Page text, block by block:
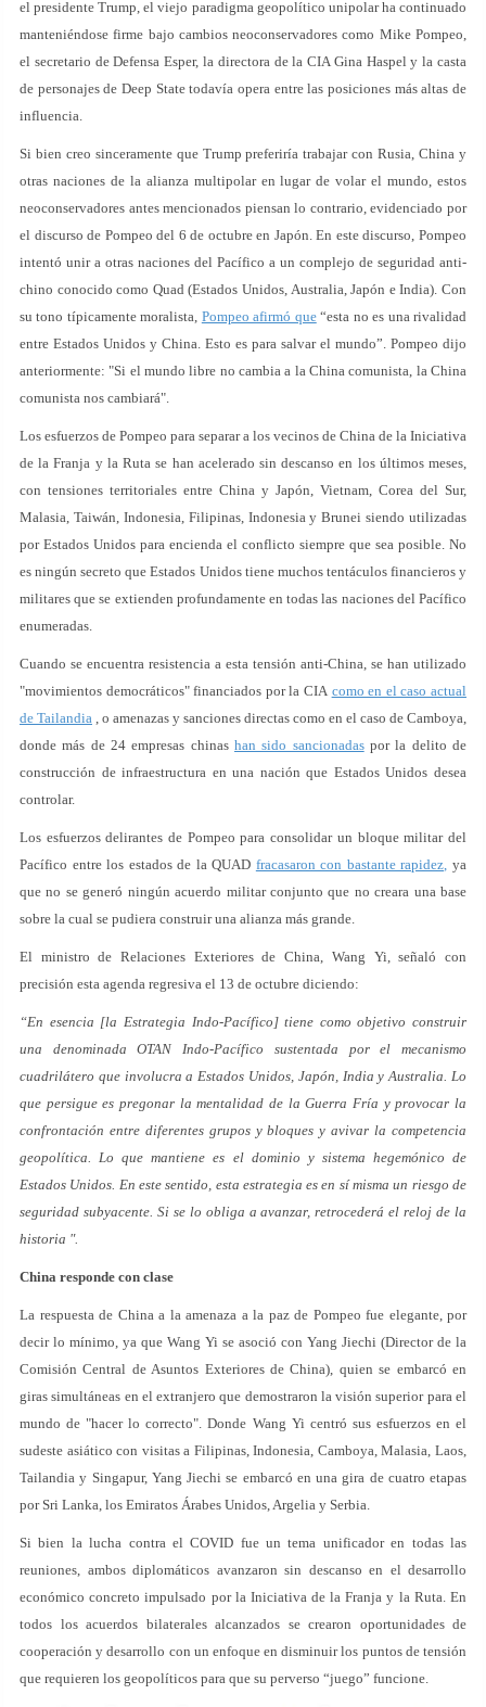
el presidente Trump, el viejo paradigma geopolítico unipolar ha continuado
manteniéndose firme bajo cambios neoconservadores como Mike Pompeo,
el secretario de Defensa Esper, la directora de la CIA Gina Haspel y la casta
de personajes de Deep State todavía opera entre las posiciones más altas de
influencia.
Si bien creo sinceramente que Trump preferiría trabajar con Rusia, China y
otras naciones de la alianza multipolar en lugar de volar el mundo, estos
neoconservadores antes mencionados piensan lo contrario, evidenciado por
el discurso de Pompeo del 6 de octubre en Japón. En este discurso, Pompeo
intentó unir a otras naciones del Pacífico a un complejo de seguridad anti-
chino conocido como Quad (Estados Unidos, Australia, Japón e India). Con
su tono típicamente moralista, Pompeo afirmó que“esta no es una rivalidad
entre Estados Unidos y China. Esto es para salvar el mundo”. Pompeo dijo
anteriormente: "Si el mundo libre no cambia a la China comunista, la China
comunista nos cambiará".
Los esfuerzos de Pompeo para separar a los vecinos de China de la Iniciativa
de la Franja y la Ruta se han acelerado sin descanso en los últimos meses,
con tensiones territoriales entre China y Japón, Vietnam, Corea del Sur,
Malasia, Taiwán, Indonesia, Filipinas, Indonesia y Brunei siendo utilizadas
por Estados Unidos para encienda el conflicto siempre que sea posible. No
es ningún secreto que Estados Unidos tiene muchos tentáculos financieros y
militares que se extienden profundamente en todas las naciones del Pacífico
enumeradas.
Cuando se encuentra resistencia a esta tensión anti-China, se han utilizado
"movimientos democráticos" financiados por la CIA como en el caso actual
de Tailandia , o amenazas y sanciones directas como en el caso de Camboya,
donde más de 24 empresas chinas han sido sancionadaspor la delito de
construcción de infraestructura en una nación que Estados Unidos desea
controlar.
Los esfuerzos delirantes de Pompeo para consolidar un bloque militar del
Pacífico entre los estados de la QUAD fracasaron con bastante rapidez, ya
que no se generó ningún acuerdo militar conjunto que no creara una base
sobre la cual se pudiera construir una alianza más grande.
El ministro de Relaciones Exteriores de China, Wang Yi, señaló con
precisión esta agenda regresiva el 13 de octubre diciendo:
“En esencia [la Estrategia Indo-Pacífico] tiene como objetivo construir
una denominada OTAN Indo-Pacífico sustentada por el mecanismo
cuadrilátero que involucra a Estados Unidos, Japón, India y Australia. Lo
que persigue es pregonar la mentalidad de la Guerra Fría y provocar la
confrontación entre diferentes grupos y bloques y avivar la competencia
geopolítica. Lo que mantiene es el dominio y sistema hegemónico de
Estados Unidos. En este sentido, esta estrategia es en sí misma un riesgo de
seguridad subyacente. Si se lo obliga a avanzar, retrocederá el reloj de la
historia ".
China responde con clase
La respuesta de China a la amenaza a la paz de Pompeo fue elegante, por
decir lo mínimo, ya que Wang Yi se asoció con Yang Jiechi (Director de la
Comisión Central de Asuntos Exteriores de China), quien se embarcó en
giras simultáneas en el extranjero que demostraron la visión superior para el
mundo de "hacer lo correcto". Donde Wang Yi centró sus esfuerzos en el
sudeste asiático con visitas a Filipinas, Indonesia, Camboya, Malasia, Laos,
Tailandia y Singapur, Yang Jiechi se embarcó en una gira de cuatro etapas
por Sri Lanka, los Emiratos Árabes Unidos, Argelia y Serbia.
Si bien la lucha contra el COVID fue un tema unificador en todas las
reuniones, ambos diplomáticos avanzaron sin descanso en el desarrollo
económico concreto impulsado por la Iniciativa de la Franja y la Ruta. En
todos los acuerdos bilaterales alcanzados se crearon oportunidades de
cooperación y desarrollo con un enfoque en disminuir los puntos de tensión
que requieren los geopolíticos para que su perverso “juego” funcione.